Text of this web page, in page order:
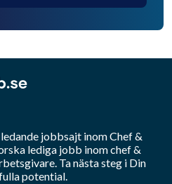
ledande jobbsajt inomChef &
lediga jobb inomchef &
Ta nästa steg i Din
potential.